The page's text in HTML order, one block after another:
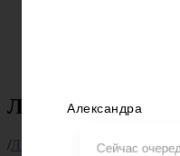
Льготы
/Льготы